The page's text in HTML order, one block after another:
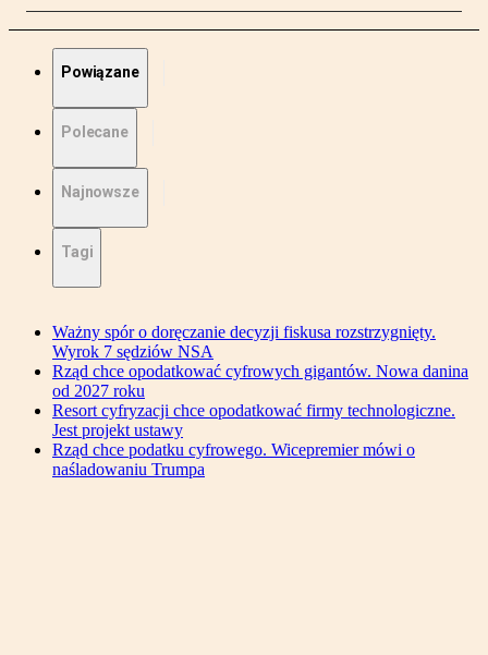
Powiązane
Polecane
Najnowsze
Tagi
Ważny spór o doręczanie decyzji fiskusa rozstrzygnięty.
Wyrok 7 sędziów NSA
Rząd chce opodatkować cyfrowych gigantów. Nowa danina
od 2027 roku
Resort cyfryzacji chce opodatkować firmy technologiczne.
Jest projekt ustawy
Rząd chce podatku cyfrowego. Wicepremier mówi o
naśladowaniu Trumpa